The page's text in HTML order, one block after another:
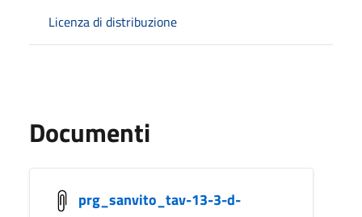
Licenza di distribuzione
Documenti
prg_sanvito_tav-13-3-d-